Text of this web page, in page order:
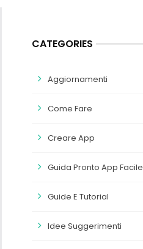
CATEGORIES
Aggiornamenti
Come Fare
Creare App
Guida Pronto App Facile
Guide E Tutorial
Idee Suggerimenti